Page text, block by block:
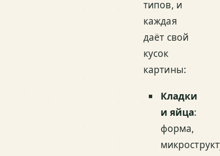
типов, и
каждая
даёт свой
кусок
картины:
Кладки
и яйца:
форма,